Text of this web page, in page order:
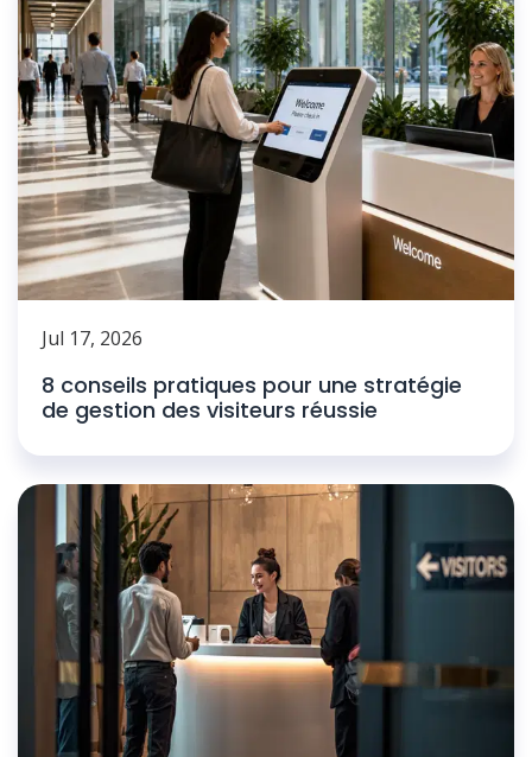
Jul 17, 2026
8 conseils pratiques pour une stratégie
de gestion des visiteurs réussie